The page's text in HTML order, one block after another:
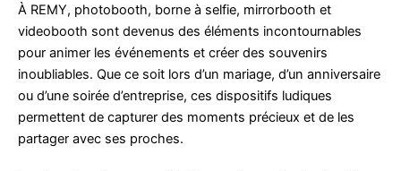
À REMY, photobooth, borne à selfie, mirrorbooth et
videobooth sont devenus des éléments incontournables
pour animer les événements et créer des souvenirs
inoubliables. Que ce soit lors d’un mariage, d’un anniversaire
ou d’une soirée d’entreprise, ces dispositifs ludiques
permettent de capturer des moments précieux et de les
partager avec ses proches.